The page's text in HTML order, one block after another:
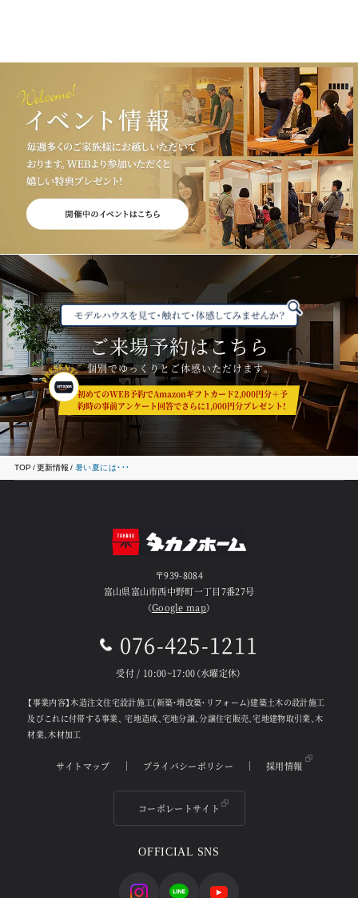
TOP 更新情報 暑い夏には・・・
ご来場予約はこちら
個別でゆっくりとご体感いただけます。
初めてのWEB予約でAmazonギフトカード2,000円分＋予
約時の事前アンケート回答でさらに1,000円分プレゼント!
〒939-8084
富山県富山市西中野町一丁目7番27号
（Google map）
076-425-1211
受付 / 10:00~17:00（水曜定休）
【事業内容】木造注文住宅設計施工(新築・増改築・リフォーム)建築土木の設計施工
及びこれに付帯する事業、 宅地造成、宅地分譲、分譲住宅販売、宅地建物取引業、木
材業、木材加工
サイトマップ プライバシーポリシー 採用情報
コーポレートサイト
OFFICIAL SNS